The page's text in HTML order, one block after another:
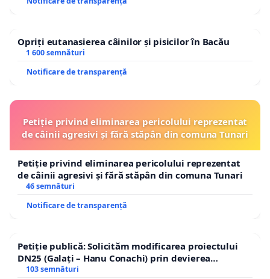
Opriți eutanasierea câinilor și pisicilor în Bacău
1 600 semnături
Notificare de transparență
Petiție privind eliminarea pericolului reprezentat
de câinii agresivi și fără stăpân din comuna Tunari
Petiție privind eliminarea pericolului reprezentat
de câinii agresivi și fără stăpân din comuna Tunari
46 semnături
Notificare de transparență
Petiție publică: Solicităm modificarea proiectului
DN25 (Galați – Hanu Conachi) prin devierea
traseului în afara localităților!
103 semnături